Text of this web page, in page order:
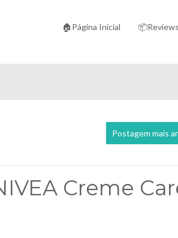
🏠Página Inicial 📦Reviews
Postagem mais
Creme